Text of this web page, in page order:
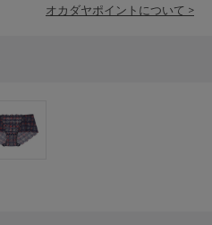
オカダヤポイントについて >